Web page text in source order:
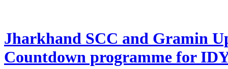
Jharkhand SCC and Gramin
Countdown programme for